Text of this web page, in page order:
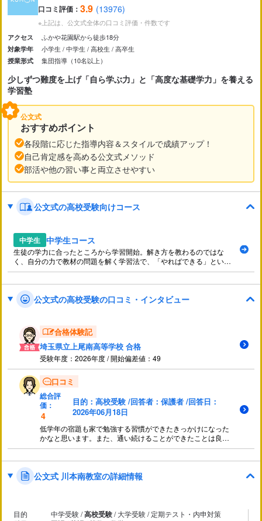
駅・路線から探す
口コミ評価： 3.9 (13976)
※上記は、公文式全体の口コミ評価・件数です
アクセス ふかや花園駅から徒歩18分
対象学年 小学生 中学生 高校生 高卒生
授業形式 集団指導（10名以上）
少しずつ難度を上げ「自ら学ぶ力」と「高度な基礎学力」を養える
学習塾
公文式
おすすめポイント
各段階に応じた指導内容＆スタイルで成績アップ！
自己肯定感を高める公文式メソッド
部活や他の習い事と両立させやすい
公文式の高校受験向けコース
中学生 中学生コース
生徒の学力に合ったところから学習開始。解き方を教わるのではな
く、自分の力で教材の問題を解く学習法で、「やればできる」という
自己肯定感を育みます。
公文式の高校受験の口コミ・インタビュー
合格体験記
埼玉県立上尾南高等学校 合格
受験年度：2026年度 / 開始偏差値：49
口コミ
総合評
価：
4
目的：高校受験 /回答者：保護者 /回答日：
2026年06月18日
低学年の宿題も家で勉強する習慣ができたきっかけになった
かなと思います。また、通い続けることができたことは良か
ったと思います。ただ、中学校ぐらいで転塾も考えてよかっ
公文式 川本南教室の詳細情報
目的 中学受験 /高校受験/ 大学受験 / 定期テスト・内申対策